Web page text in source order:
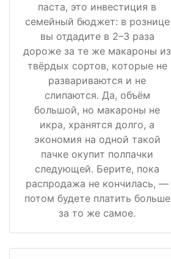
паста, это инвестиция в
семейный бюджет: в рознице
вы отдадите в 2–3 раза
дороже за те же макароны из
твёрдых сортов, которые не
развариваются и не
слипаются. Да, объём
большой, но макароны не
икра, хранятся долго, а
экономия на одной такой
пачке окупит полпачки
следующей. Берите, пока
распродажа не кончилась, —
потом будете платить больше
за то же самое.